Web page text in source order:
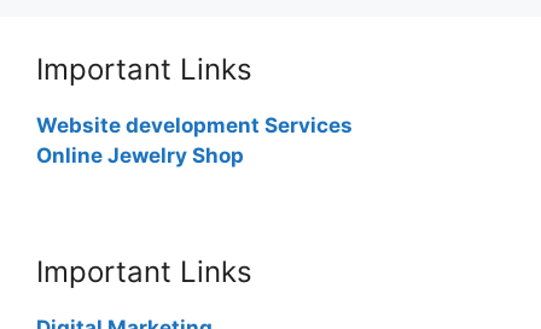
Important Links
Website development Services
Online Jewelry Shop
Important Links